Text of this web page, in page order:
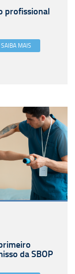
profissional
SAIBA MAIS
da SBOP